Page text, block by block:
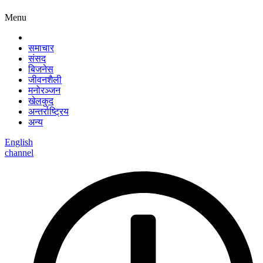
Menu
समाचार
संसद
बिजनेस
जीवनशैली
मनोरञ्जन
खेलकुद
अन्तर्राष्ट्रिय
अन्य
English
channel